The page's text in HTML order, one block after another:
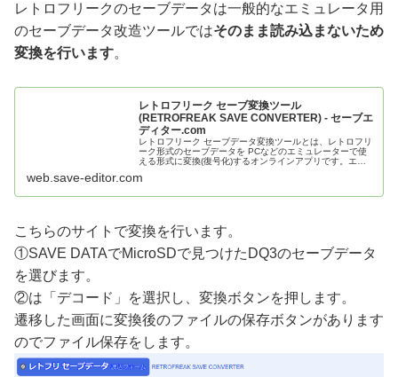
レトロフリークのセーブデータは一般的なエミュレータ用
のセーブデータ改造ツールではそのまま読み込まないため
変換を行います。
レトロフリーク セーブ変換ツール
(RETROFREAK SAVE CONVERTER) - セーブエ
ディター.com
レトロフリーク セーブデータ変換ツールとは、レトロフリ
ーク形式のセーブデータを PCなどのエミュレーターで使
える形式に変換(復号化)するオンラインアプリです。エミ
式に変換(符号化)する事も出来ます。吸い出して変換した
web.save-editor.com
こちらのサイトで変換を行います。
①SAVE DATAでMicroSDで見つけたDQ3のセーブデータ
を選びます。
②は「デコード」を選択し、変換ボタンを押します。
遷移した画面に変換後のファイルの保存ボタンがあります
のでファイル保存をします。